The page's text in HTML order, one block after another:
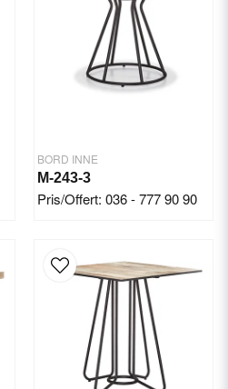
BORD INNE
M-243-3
Pris/Offert: 036 - 777 90 90